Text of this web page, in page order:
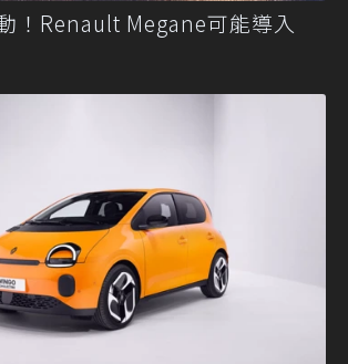
！Renault Megane可能導入